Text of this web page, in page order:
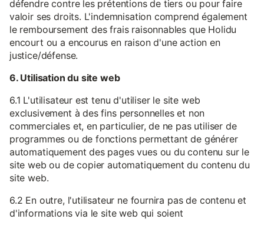
défendre contre les prétentions de tiers ou pour faire
valoir ses droits. L'indemnisation comprend également
le remboursement des frais raisonnables que Holidu
encourt ou a encourus en raison d'une action en
justice/défense.
6. Utilisation du site web
6.1 L'utilisateur est tenu d'utiliser le site web
exclusivement à des fins personnelles et non
commerciales et, en particulier, de ne pas utiliser de
programmes ou de fonctions permettant de générer
automatiquement des pages vues ou du contenu sur le
site web ou de copier automatiquement du contenu du
site web.
6.2 En outre, l'utilisateur ne fournira pas de contenu et
d'informations via le site web qui soient